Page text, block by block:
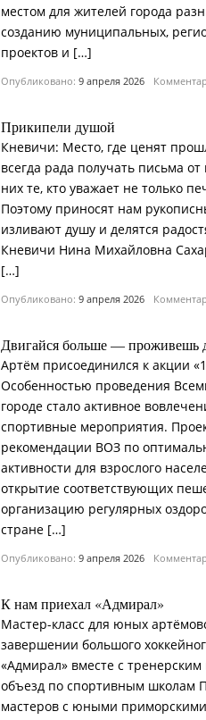
местом для жителей города
созданию муниципальных,
проектов и […]
Опубликовано:9 апреля 2026
Прикипели душой
Кневичи: Место, где ценят
всегда рада получать письма
них те, кто уважает не только
Поэтому приносят нам
изливают душу и делятся
Кневичи Нина Михайловна
[…]
Опубликовано:9 апреля 2026
Двигайся больше — проживешь
Артём присоединился к акции
Особенностью проведения
городе стало активное
спортивные мероприятия.
рекомендации ВОЗ по
активности для взрослого
открытие соответствующих
организацию регулярных
стране […]
Опубликовано:9 апреля 2026
К нам приехал «Адмирал»
Мастер-класс для юных
завершении большого
«Адмирал» вместе с
объезд по спортивным школам
мастеров с юными приморскими